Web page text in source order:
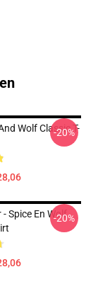
Wolf Classic T-
-20%
Spice En Wolf
-20%